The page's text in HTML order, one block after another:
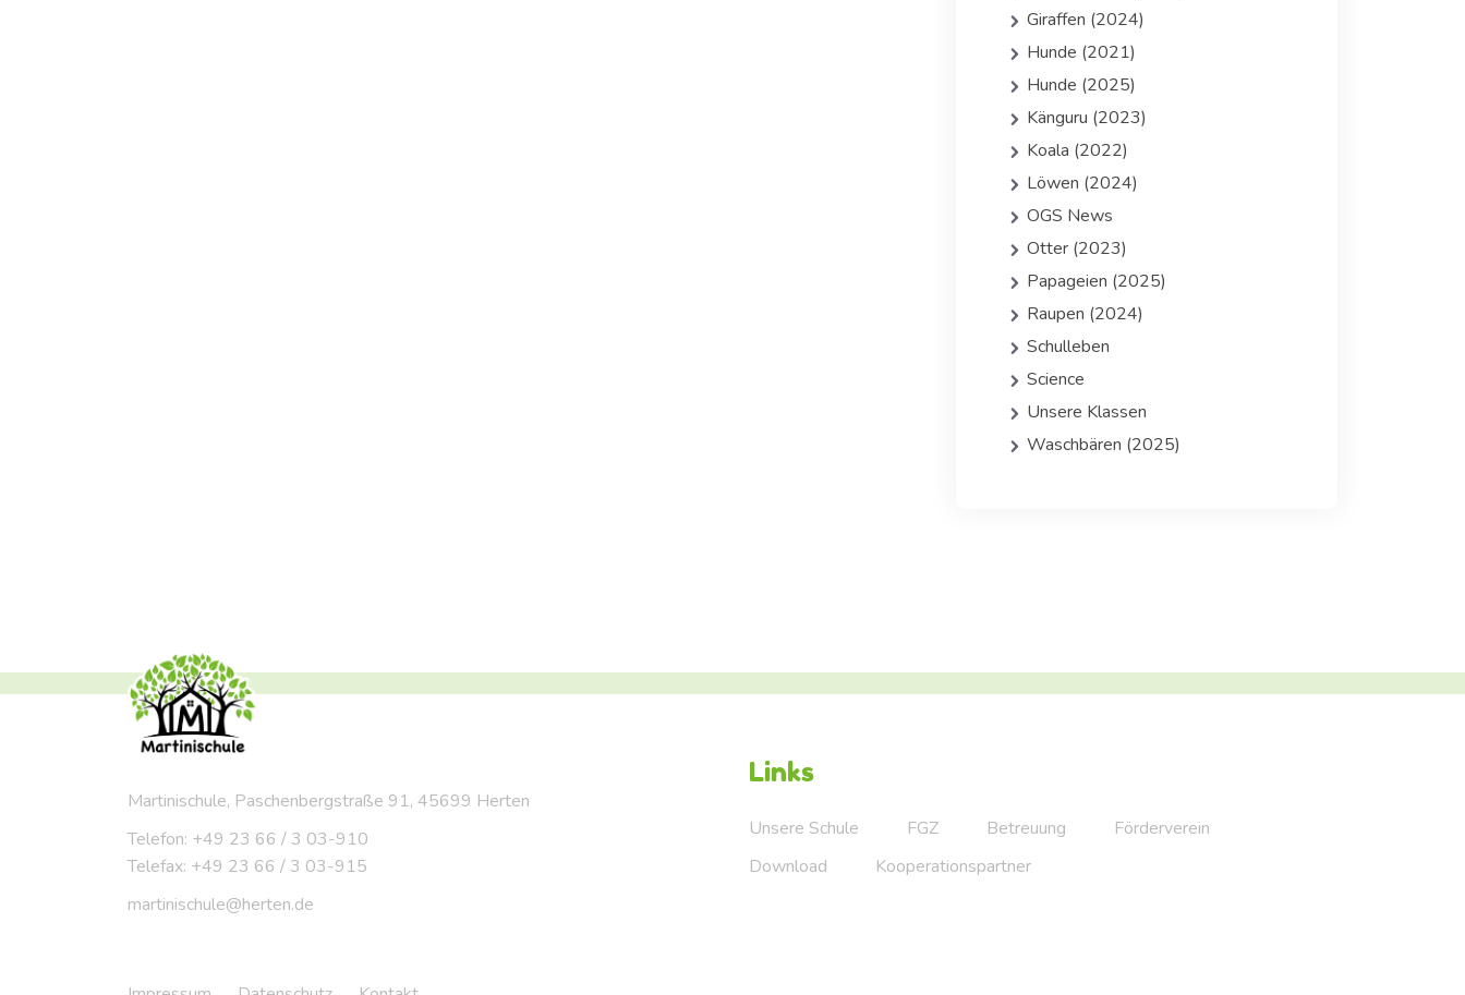
Giraffen (2024)
Hunde (2021)
Hunde (2025)
Känguru (2023)
Koala (2022)
Löwen (2024)
OGS News
Otter (2023)
Papageien (2025)
Raupen (2024)
Schulleben
Science
Unsere Klassen
Waschbären (2025)
Martinischule, Paschenbergstraße 91, 45699 Herten
Telefon: +49 23 66 / 3 03-910
Telefax: +49 23 66 / 3 03-915
martinischule@herten.de
Links
Unsere Schule FGZ Betreuung
Förderverein
Download
Kooperationspartner